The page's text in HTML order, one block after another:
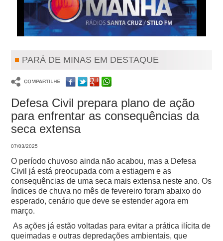
PARÁ DE MINAS EM DESTAQUE
Defesa Civil prepara plano de ação
para enfrentar as consequências da
seca extensa
07/03/2025
O período chuvoso ainda não acabou, mas a Defesa
Civil já está preocupada com a estiagem e as
consequências de uma seca mais extensa neste ano. Os
índices de chuva no mês de fevereiro foram abaixo do
esperado, cenário que deve se estender agora em
março.
As ações já estão voltadas para evitar a prática ilícita de
queimadas e outras depredações ambientais, que